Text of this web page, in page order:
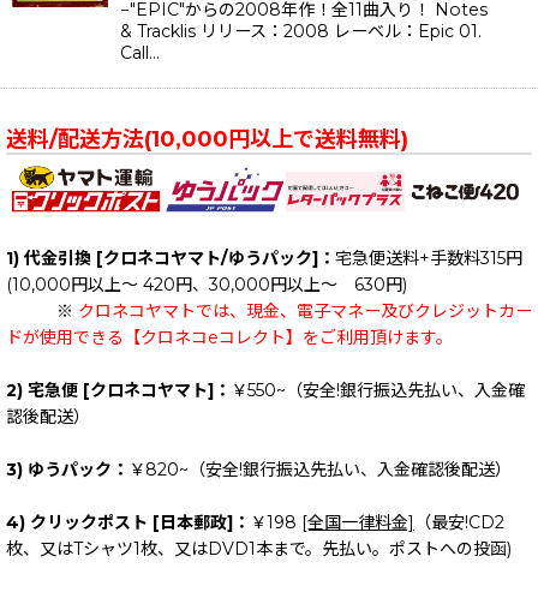
−"EPIC"からの2008年作！全11曲入り！ Notes
& Tracklis リリース：2008 レーベル：Epic 01.
Call…
送料/配送方法(10,000円以上で送料無料)
1) 代金引換 [クロネコヤマト/ゆうパック]： 宅急便送料+手数料315円
(10,000円以上～ 420円、30,000円以上～ 630円)
※ クロネコヤマトでは、現金、電子マネー及びクレジットカー
ドが使用できる【クロネコeコレクト】をご利用頂けます。
2) 宅急便 [クロネコヤマト]： ￥550~（安全!銀行振込先払い、入金確
認後配送）
3) ゆうパック： ￥820~（安全!銀行振込先払い、入金確認後配送）
4) クリックポスト [日本郵政]： ￥198 [全国一律料金]
（最安!CD2
枚、又はTシャツ1枚、又はDVD1本まで。先払い。ポストへの投函)